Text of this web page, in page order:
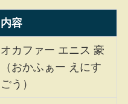
内容
オカファー エニス 豪
（おかふぁー えにす
ごう）